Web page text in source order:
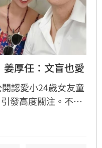
厚任：文盲也愛
認愛小24歲女友童
發高度關注。不料
稱的台大「3碩1